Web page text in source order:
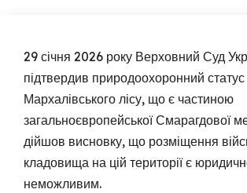
29 січня 2026 року Верховний Суд
підтвердив природоохоронний статус
Мархалівського лісу, що є частиною
загальноєвропейської Смарагдової
дійшов висновку, що розміщення
кладовища на цій території є
неможливим.